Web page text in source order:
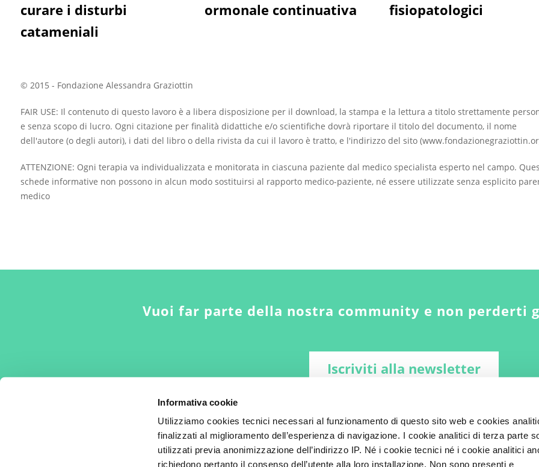
Informativa cookie
Utilizziamo cookies tecnici necessari al funzionamento di questo sito web e cookies
finalizzati al miglioramento dell’esperienza di navigazione. I cookie analitici di terza parte
utilizzati previa anonimizzazione dell’indirizzo IP. Né i cookie tecnici né i cookie analitici
richiedono pertanto il consenso dell’utente alla loro installazione. Non sono presenti e
curare i disturbi
catameniali
ormonale continuativa
fisiopatologici
© 2015 - Fondazione Alessandra Graziottin
FAIR USE: Il contenuto di questo lavoro è a libera disposizione per il download, la stampa e la lettura a titolo strettamente
e senza scopo di lucro. Ogni citazione per finalità didattiche e/o scientifiche dovrà riportare il titolo del documento, il nome
dell'autore (o degli autori), i dati del libro o della rivista da cui il lavoro è tratto, e l'indirizzo del sito
ATTENZIONE: Ogni terapia va individualizzata e monitorata in ciascuna paziente dal medico specialista esperto nel campo.
schede informative non possono in alcun modo sostituirsi al rapporto medico-paziente, né essere utilizzate senza esplicito
medico
Vuoi far parte della nostra community e non perderti
Iscriviti alla newsletter
Per la cura del dolore nella donna